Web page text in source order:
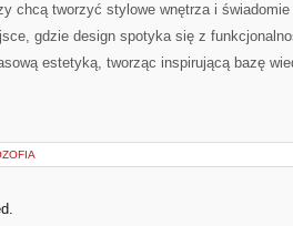
chcą tworzyć stylowe wnętrza i świadomie
gdzie design spotyka się z
estetyką, tworząc inspirującą bazę